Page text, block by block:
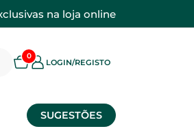
na loja online
0
LOGIN/REGISTO
SUGESTÕES